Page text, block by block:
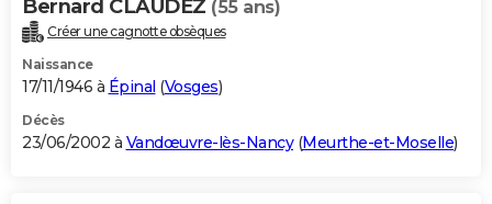
Bernard CLAUDEZ (55 ans)
Créer une cagnotte obsèques
Naissance
17/11/1946 à Épinal (Vosges)
Décès
23/06/2002 à Vandœuvre-lès-Nancy(Meurthe-et-Moselle)